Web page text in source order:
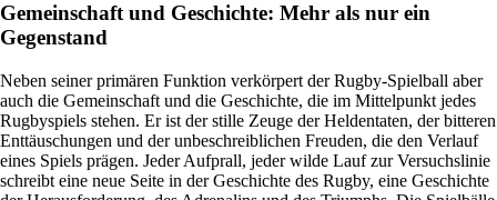
Gemeinschaft und Geschichte: Mehr als nur ein
Gegenstand
Neben seiner primären Funktion verkörpert der Rugby-Spielball aber
auch die Gemeinschaft und die Geschichte, die im Mittelpunkt jedes
Rugbyspiels stehen. Er ist der stille Zeuge der Heldentaten, der bitteren
Enttäuschungen und der unbeschreiblichen Freuden, die den Verlauf
eines Spiels prägen. Jeder Aufprall, jeder wilde Lauf zur Versuchslinie
schreibt eine neue Seite in der Geschichte des Rugby, eine Geschichte